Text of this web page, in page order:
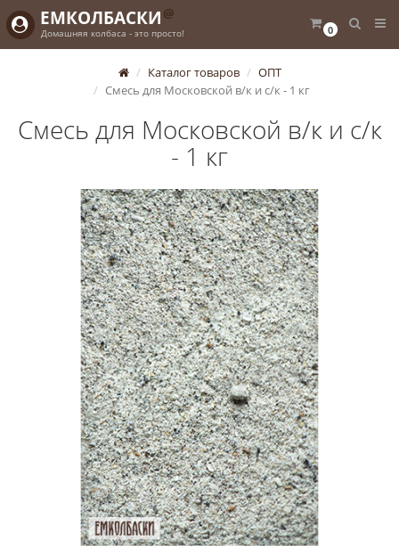
0
ЕМКОЛБАСКИ @
Домашняя колбаса - это просто!
Каталог товаров
ОПТ
Смесь для Московской в/к и с/к - 1 кг
Смесь для Московской в/к и с/к
- 1 кг